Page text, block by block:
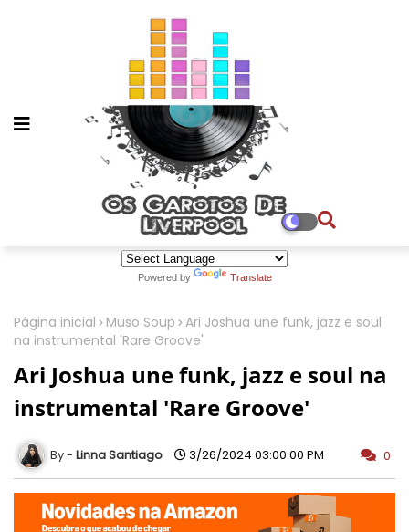
Powered by Translate
Página inicial Muso Soup Ari Joshua une funk, jazz e soul
na instrumental 'Rare Groove'
Ari Joshua une funk, jazz e soul na
instrumental 'Rare Groove'
Linna Santiago 3/26/2024 03:00:00 PM 0